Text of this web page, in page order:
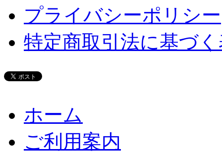
プライバシーポリシー
特定商取引法に基づ
ホーム
ご利用案内